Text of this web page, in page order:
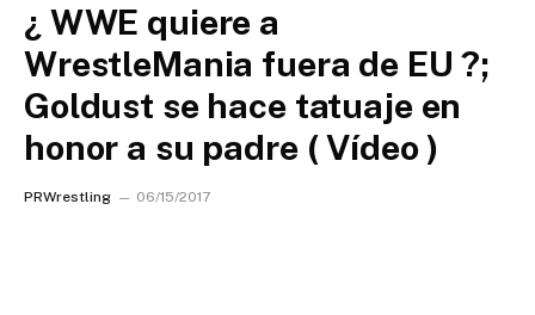
¿ WWE quiere a
WrestleMania fuera de EU ?;
Goldust se hace tatuaje en
honor a su padre ( Vídeo )
PRWrestling 06/15/2017